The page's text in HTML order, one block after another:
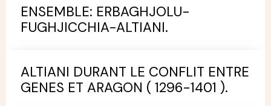
ENSEMBLE: ERBAGHJOLU-
FUGHJICCHIA-ALTIANI.
ALTIANI DURANT LE CONFLIT ENTRE
GENES ET ARAGON ( 1296-1401 ).